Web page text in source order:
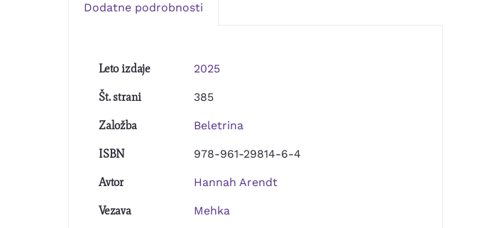
Dodatne podrobnosti
Leto izdaje 2025
Št. strani 385
Založba Beletrina
ISBN 978-961-29814-6-4
Avtor Hannah Arendt
Vezava Mehka